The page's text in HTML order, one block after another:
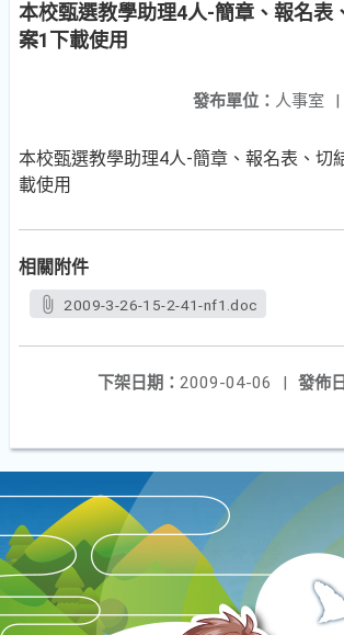
本校甄選教學助理4人-簡章、報名表
案1下載使用
發布單位： 人事室 |
本校甄選教學助理4人-簡章、報名表、切
載使用
相關附件
2009-3-26-15-2-41-nf1.doc
發佈
下架日期： 2009-04-06
|